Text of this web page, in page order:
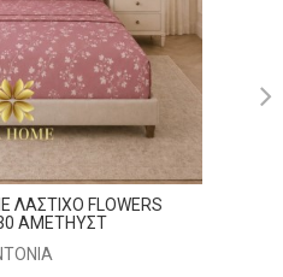
FLOWERS
ΑΜΕΤΗΥΣΤ